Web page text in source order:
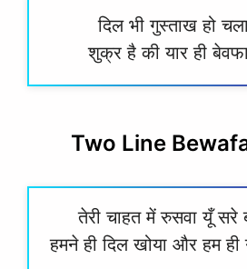
दिल भी गुस्ताख हो
शुक्र है की यार ही
Two Line
तेरी चाहत में रुसवा यूँ सरे
हमने ही दिल खोया और हम ही